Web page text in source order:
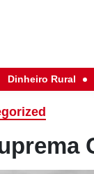
Dinheiro Rural